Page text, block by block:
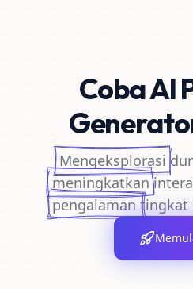
Coba AI
Mengeksplorasi
meningkatkan
pengalaman tingkat